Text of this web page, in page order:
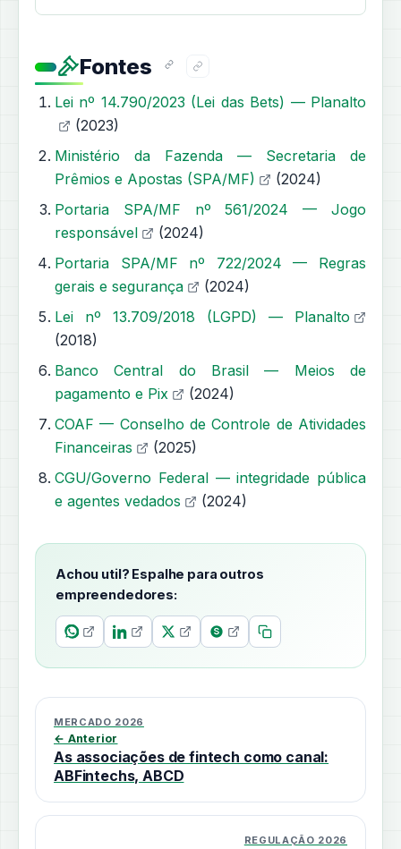
Fontes
Lei nº 14.790/2023 (Lei das Bets) — Planalto
(2023)
Ministério da Fazenda — Secretaria de
Prêmios e Apostas (SPA/MF)
(2024)
Portaria SPA/MF nº 561/2024 — Jogo
responsável
(2024)
Portaria SPA/MF nº 722/2024 — Regras
gerais e segurança
(2024)
Lei nº 13.709/2018 (LGPD) — Planalto
(2018)
Banco Central do Brasil — Meios de
pagamento e Pix
(2024)
COAF — Conselho de Controle de Atividades
Financeiras
(2025)
CGU/Governo Federal — integridade pública
e agentes vedados
(2024)
Achou util? Espalhe para outros
empreendedores:
MERCADO 2026
← Anterior
As associações de fintech como canal:
ABFintechs, ABCD
REGULAÇÃO 2026